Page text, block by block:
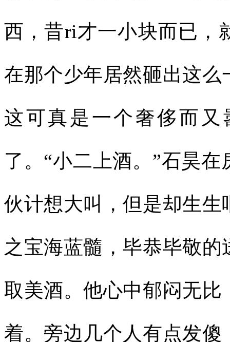
西，昔ri才一小块而已，
在那个少年居然砸出这
这可真是一个奢侈而
了。“小二上酒。”石昊
伙计想大叫，但是却生
之宝海蓝髓，毕恭毕敬
取美酒。他心中郁闷无
着。旁边几个人有点发